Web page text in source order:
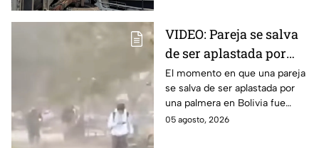
VIDEO: Pareja se salva
de ser aplastada por
una palmera en Bolivia
y ni cuenta se dieron
El momento en que una pareja
se salva de ser aplastada por
una palmera en Bolivia fue
captado en video por testigos,
05 agosto, 2026